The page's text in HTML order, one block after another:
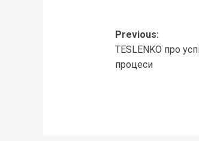
Post
Previous:
TESLENKO про
процеси